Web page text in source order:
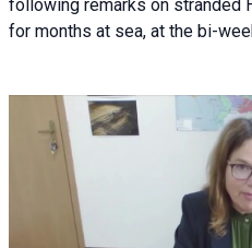
following remarks on stranded
for months at sea, at the bi-